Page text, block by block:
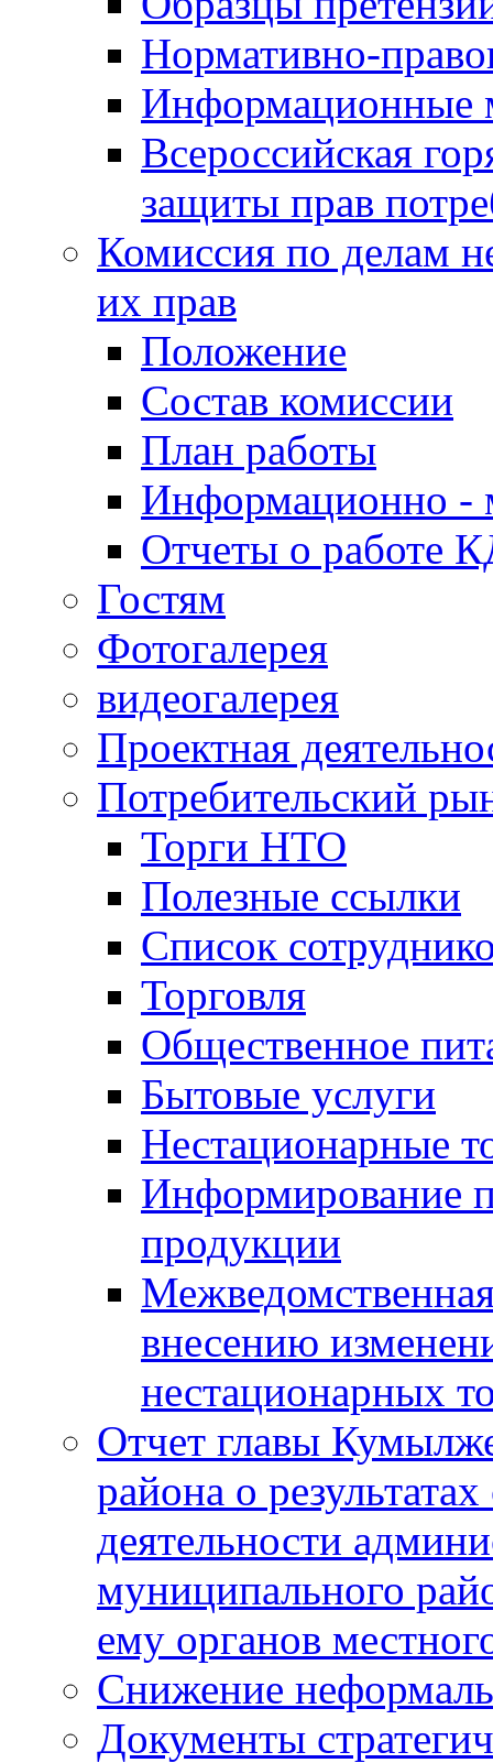
Нормативно-
Информационные
Всероссийская
защиты прав
Комиссия по делам
их прав
Положение
Состав комиссии
План работы
Информационно -
Отчеты о работе
Гостям
Фотогалерея
видеогалерея
Проектная
Потребительский
Торги НТО
Полезные ссылки
Список
Торговля
Общественное
Бытовые услуги
Нестационарные
Информирование
продукции
внесению
нестационарных
Отчет главы
района о
деятельности
муниципального
ему органов
Снижение
Документы